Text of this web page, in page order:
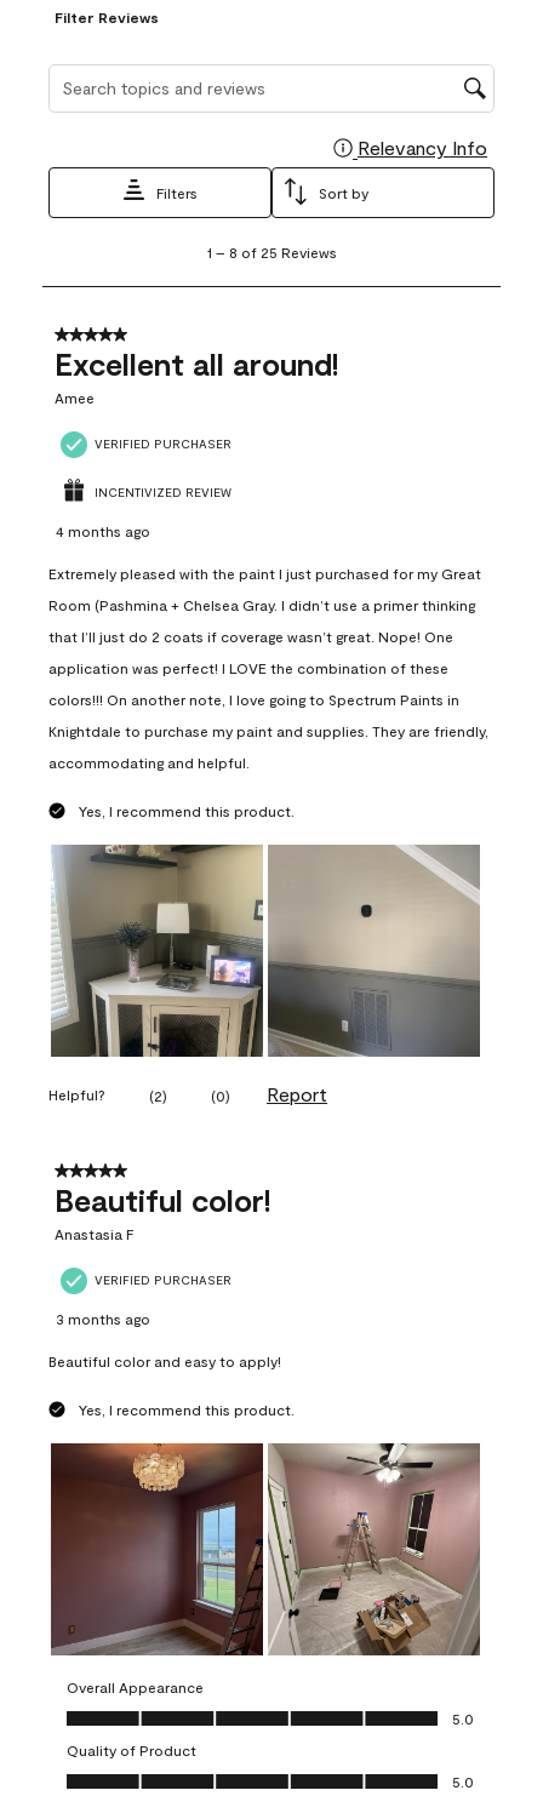
Filter Reviews
Relevancy Info
Filters Sort by
8
25
Reviews
1 – 8 of 25 Reviews
5 out of 5 stars.
Excellent all around!
Amee
VERIFIED PURCHASER
INCENTIVIZED REVIEW
4 months ago
Extremely pleased with the paint I just purchased for my Great
Room (Pashmina + Chelsea Gray. I didn’t use a primer thinking
that I’ll just do 2 coats if coverage wasn’t great. Nope! One
application was perfect! I LOVE the combination of these
colors!!! On another note, I love going to Spectrum Paints in
Knightdale to purchase my paint and supplies. They are friendly,
accommodating and helpful.
Yes, I recommend this product.
Helpful? (2) (0) Report
5 out of 5 stars.
Beautiful color!
Anastasia F
VERIFIED PURCHASER
3 months ago
Beautiful color and easy to apply!
Yes, I recommend this product.
Overall Appearance
Overall Appearance, 5.0 out of 5
5.0
Quality of Product
Quality of Product, 5.0 out of 5
5.0